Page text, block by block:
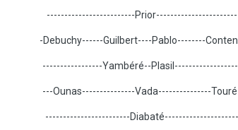
-------------------------
-Debuchy------Guilbert----Pablo--------
-----------------Yambéré--
---Ounas---------------Vada---------------
------------------------